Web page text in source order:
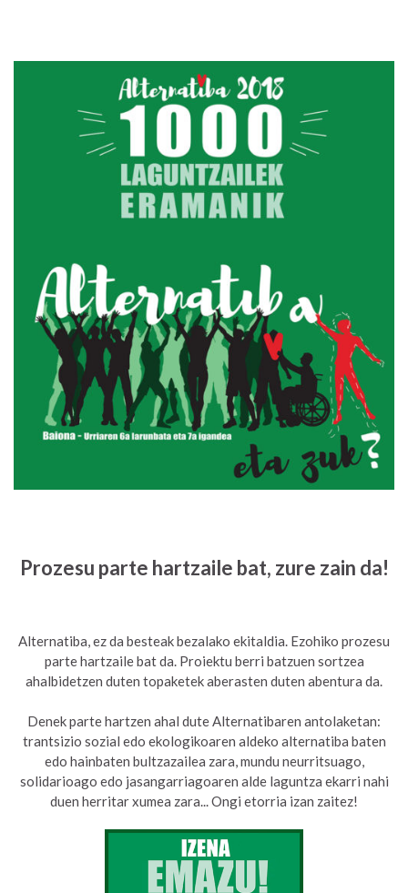
Prozesu parte hartzaile bat, zure zain da!
Alternatiba, ez da besteak bezalako ekitaldia. Ezohiko prozesu
parte hartzaile bat da. Proiektu berri batzuen sortzea
ahalbidetzen duten topaketek aberasten duten abentura da.
Denek parte hartzen ahal dute Alternatibaren antolaketan:
trantsizio sozial edo ekologikoaren aldeko alternatiba baten
edo hainbaten bultzazailea zara, mundu neurritsuago,
solidarioago edo jasangarriagoaren alde laguntza ekarri nahi
duen herritar xumea zara... Ongi etorria izan zaitez!